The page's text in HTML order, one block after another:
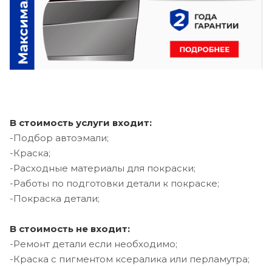
В стоимость услуги входит:
-Подбор автоэмали;
-Краска;
-Расходные материалы для покраски;
-Работы по подготовки детали к покраске;
-Покраска детали;
В стоимость не входит:
-Ремонт детали если необходимо;
-Краска с пигментом ксералика или перламутра;